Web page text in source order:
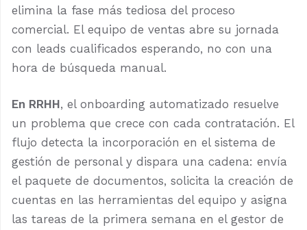
elimina la fase más tediosa del proceso
comercial. El equipo de ventas abre su jornada
con leads cualificados esperando, no con una
hora de búsqueda manual.
En RRHH, el onboarding automatizado resuelve
un problema que crece con cada contratación. El
flujo detecta la incorporación en el sistema de
gestión de personal y dispara una cadena: envía
el paquete de documentos, solicita la creación de
cuentas en las herramientas del equipo y asigna
las tareas de la primera semana en el gestor de